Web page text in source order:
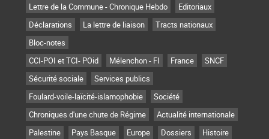
Lettre de la Commune - Chronique Hebdo
Editoriaux
Déclarations
La lettre de liaison
Tracts nationaux
Bloc-notes
CCI-POI et TCI- POid
Mélenchon - FI France
SNCF
Sécurité sociale
Services publics
Foulard-voile-laïcité-islamophobie
Société
Chroniques d'une chute de Régime
Actualité internationale
Palestine
Pays Basque Europe Dossiers
Histoire